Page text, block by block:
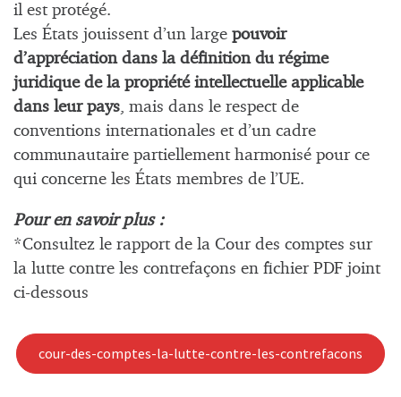
il est protégé.
Les États jouissent d’un large pouvoir
d’appréciation dans la définition du régime
juridique de la propriété intellectuelle applicable
dans leur pays , mais dans le respect de
conventions internationales et d’un cadre
communautaire partiellement harmonisé pour ce
qui concerne les États membres de l’UE.
Pour en savoir plus :
*Consultez le rapport de la Cour des comptes sur
la lutte contre les contrefaçons en fichier PDF joint
ci-dessous
cour-des-comptes-la-lutte-contre-les-contrefacons